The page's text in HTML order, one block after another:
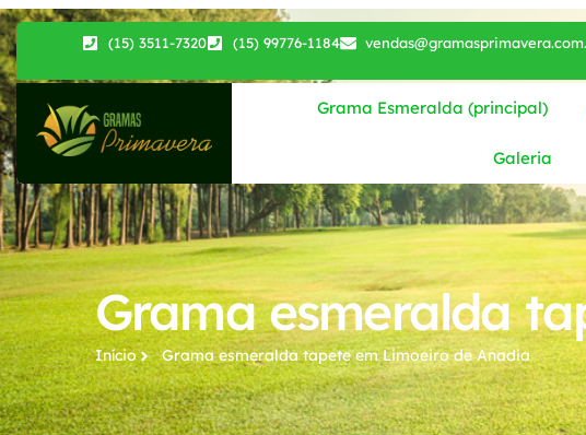
(15) 3511-7320 (15) 99776-1184
Grama Esmeralda (principal)
Galeria
Grama esmeralda
Início Grama esmeralda tapete​ em Limoeiro de Anadia